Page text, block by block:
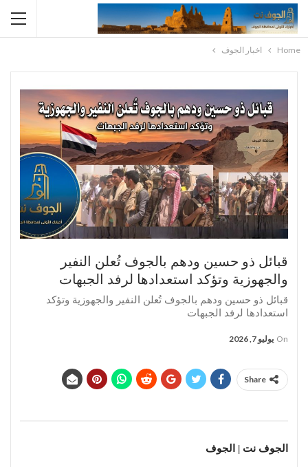
Home اخبار الجوف
قبائل ذو حسين ودهم بالجوف تُعلن النفير
والجهوزية وتؤكد استعدادها لرفد الجبهات
قبائل ذو حسين ودهم بالجوف تُعلن النفير والجهوزية وتؤكد
استعدادها لرفد الجبهات
On يوليو 7, 2026
Share
الجوف نت | الجوف